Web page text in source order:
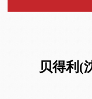
贝得利(